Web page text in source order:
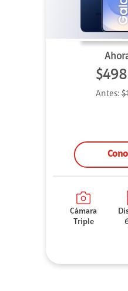
Antes:
Cámara
Triple